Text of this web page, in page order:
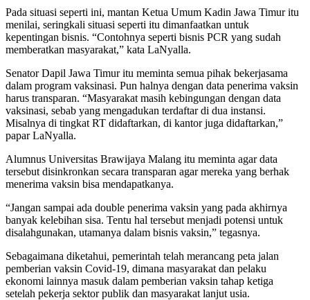
Pada situasi seperti ini, mantan Ketua Umum Kadin Jawa Timur itu
menilai, seringkali situasi seperti itu dimanfaatkan untuk
kepentingan bisnis. “Contohnya seperti bisnis PCR yang sudah
memberatkan masyarakat,” kata LaNyalla.
Senator Dapil Jawa Timur itu meminta semua pihak bekerjasama
dalam program vaksinasi. Pun halnya dengan data penerima vaksin
harus transparan. “Masyarakat masih kebingungan dengan data
vaksinasi, sebab yang mengadukan terdaftar di dua instansi.
Misalnya di tingkat RT didaftarkan, di kantor juga didaftarkan,”
papar LaNyalla.
Alumnus Universitas Brawijaya Malang itu meminta agar data
tersebut disinkronkan secara transparan agar mereka yang berhak
menerima vaksin bisa mendapatkanya.
“Jangan sampai ada double penerima vaksin yang pada akhirnya
banyak kelebihan sisa. Tentu hal tersebut menjadi potensi untuk
disalahgunakan, utamanya dalam bisnis vaksin,” tegasnya.
Sebagaimana diketahui, pemerintah telah merancang peta jalan
pemberian vaksin Covid-19, dimana masyarakat dan pelaku
ekonomi lainnya masuk dalam pemberian vaksin tahap ketiga
setelah pekerja sektor publik dan masyarakat lanjut usia.